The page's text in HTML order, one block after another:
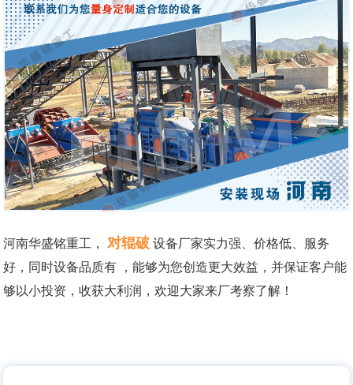
河南华盛铭重工， 对辊破 设备厂家实力强、价格低、服务
好，同时设备品质有 ，能够为您创造更大效益，并保证客户能
够以小投资，收获大利润，欢迎大家来厂考察了解！